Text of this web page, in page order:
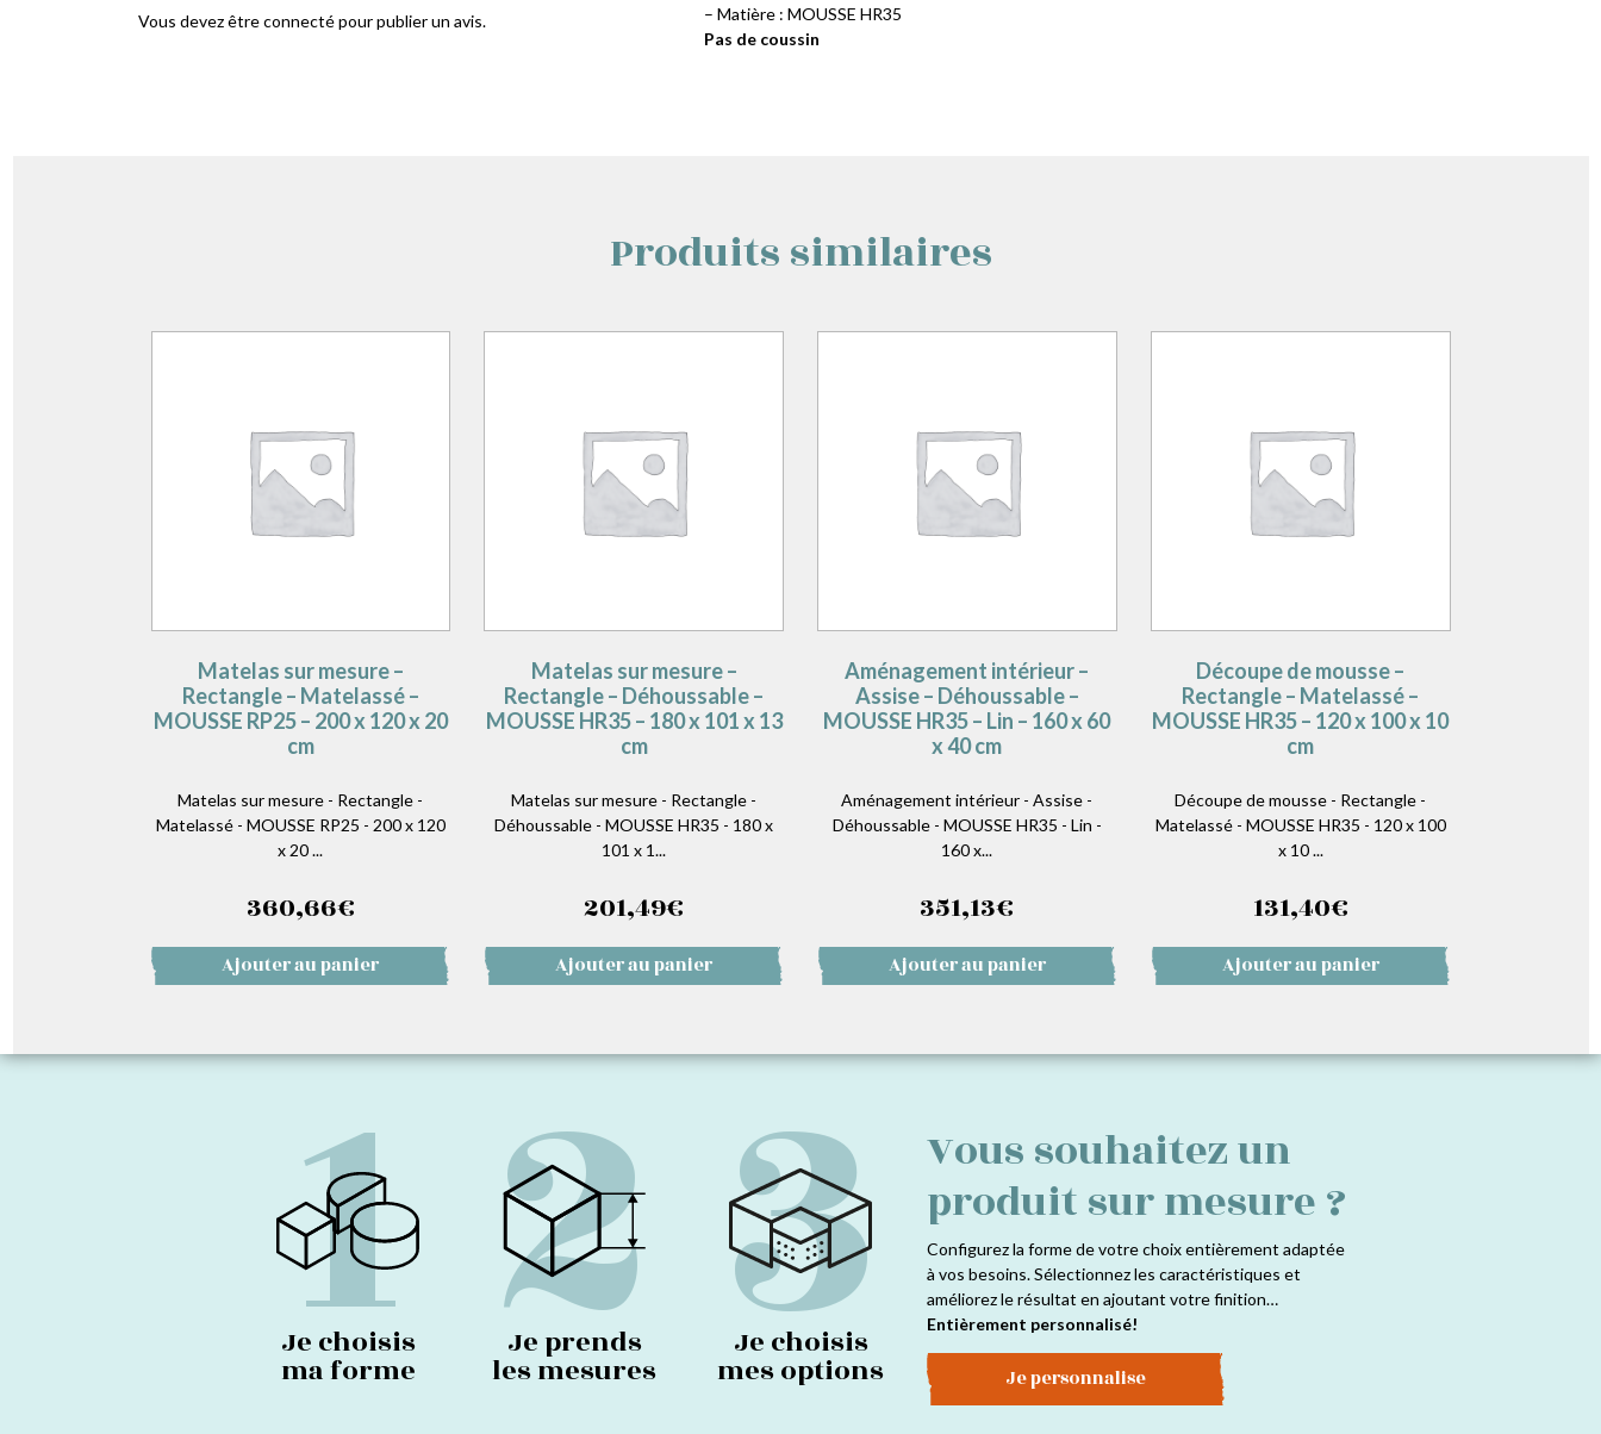
Vous devez êtreconnectépour publier un avis.
– Matière : MOUSSE HR35
Pas de coussin
Produits similaires
Matelas sur mesure –
Rectangle – Matelassé –
MOUSSE RP25 – 200 x 120 x 20
cm
Matelas sur mesure - Rectangle -
Matelassé - MOUSSE RP25 - 200 x 120
x 20 ...
360,66€
Ajouter au panier
Matelas sur mesure –
Rectangle – Déhoussable –
MOUSSE HR35 – 180 x 101 x 13
cm
Matelas sur mesure - Rectangle -
Déhoussable - MOUSSE HR35 - 180 x
101 x 1...
201,49€
Ajouter au panier
Aménagement intérieur –
Assise – Déhoussable –
MOUSSE HR35 – Lin – 160 x 60
x 40 cm
Aménagement intérieur - Assise -
Déhoussable - MOUSSE HR35 - Lin -
160 x...
351,13€
Ajouter au panier
Découpe de mousse –
Rectangle – Matelassé –
MOUSSE HR35 – 120 x 100 x 10
cm
Découpe de mousse - Rectangle -
Matelassé - MOUSSE HR35 - 120 x 100
x 10 ...
131,40€
Ajouter au panier
1
Je choisis
ma forme 2
Je prends
les mesures 3
Je choisis
mes options
Vous souhaitez un
produit sur mesure ?
Configurez la forme de votre choix entièrement adaptée
à vos besoins. Sélectionnez les caractéristiques et
améliorez le résultat en ajoutant votre finition…
Entièrement personnalisé!
Je personnalise